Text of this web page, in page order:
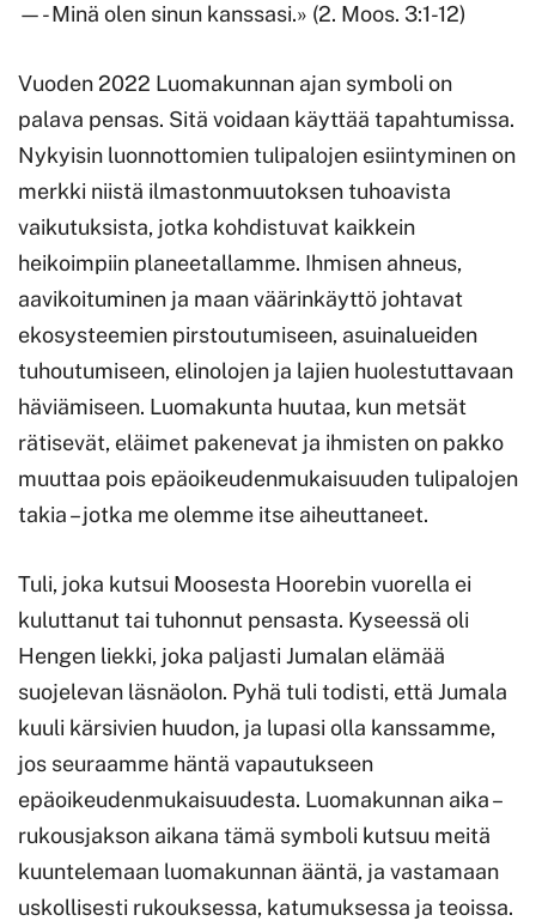
—- Minä olen sinun kanssasi.» (2. Moos. 3:1-12)
Vuoden 2022 Luomakunnan ajan symboli on
palava pensas. Sitä voidaan käyttää tapahtumissa.
Nykyisin luonnottomien tulipalojen esiintyminen on
merkki niistä ilmastonmuutoksen tuhoavista
vaikutuksista, jotka kohdistuvat kaikkein
heikoimpiin planeetallamme. Ihmisen ahneus,
aavikoituminen ja maan väärinkäyttö johtavat
ekosysteemien pirstoutumiseen, asuinalueiden
tuhoutumiseen, elinolojen ja lajien huolestuttavaan
häviämiseen. Luomakunta huutaa, kun metsät
rätisevät, eläimet pakenevat ja ihmisten on pakko
muuttaa pois epäoikeudenmukaisuuden tulipalojen
takia – jotka me olemme itse aiheuttaneet.
Tuli, joka kutsui Moosesta Hoorebin vuorella ei
kuluttanut tai tuhonnut pensasta. Kyseessä oli
Hengen liekki, joka paljasti Jumalan elämää
suojelevan läsnäolon. Pyhä tuli todisti, että Jumala
kuuli kärsivien huudon, ja lupasi olla kanssamme,
jos seuraamme häntä vapautukseen
epäoikeudenmukaisuudesta. Luomakunnan aika –
rukousjakson aikana tämä symboli kutsuu meitä
kuuntelemaan luomakunnan ääntä, ja vastamaan
uskollisesti rukouksessa, katumuksessa ja teoissa.